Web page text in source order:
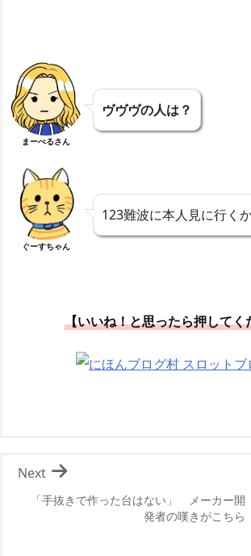
まーべるさん
ヴヴヴの人は？
ぐーすちゃん
123難波に本人見に行く
【いいね！と思ったら押してく
「手抜きで作った台はない」 メーカー開
発者の嘆きがこちら
Next